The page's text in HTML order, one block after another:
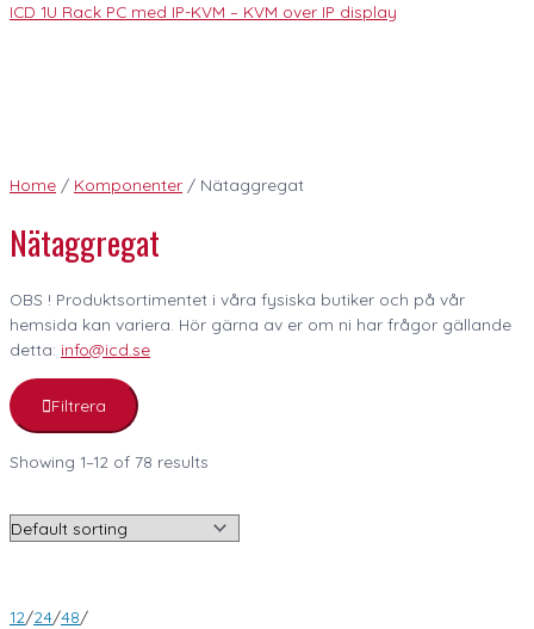
ICD 1U Rack PC med IP-KVM – KVM over IP display
Home / Komponenter / Nätaggregat
Nätaggregat
OBS ! Produktsortimentet i våra fysiska butiker och på vår
hemsida kan variera. Hör gärna av er om ni har frågor gällande
detta: info@icd.se
Filtrera
Showing 1–12 of 78 results
12/24/48/